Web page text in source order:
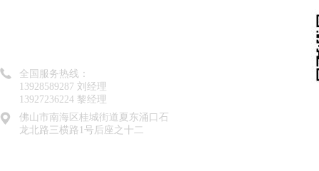
全国服务热线：
13928589287 刘经理
13927236224 黎经理
佛山市南海区桂城街道夏东涌口石
龙北路三横路1号后座之十二